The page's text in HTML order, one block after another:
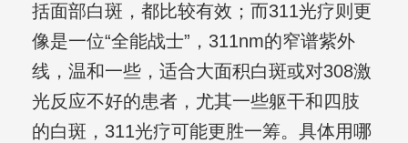
括面部白斑，都比较有效；而311光疗则更
像是一位“全能战士”，311nm的窄谱紫外
线，温和一些，适合大面积白斑或对308激
光反应不好的患者，尤其一些躯干和四肢
的白斑，311光疗可能更胜一筹。具体用哪